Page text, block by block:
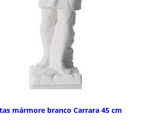
mármore branco Carrara 45 cm